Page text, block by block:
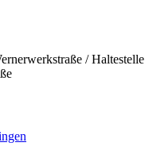
/ Haltestelle